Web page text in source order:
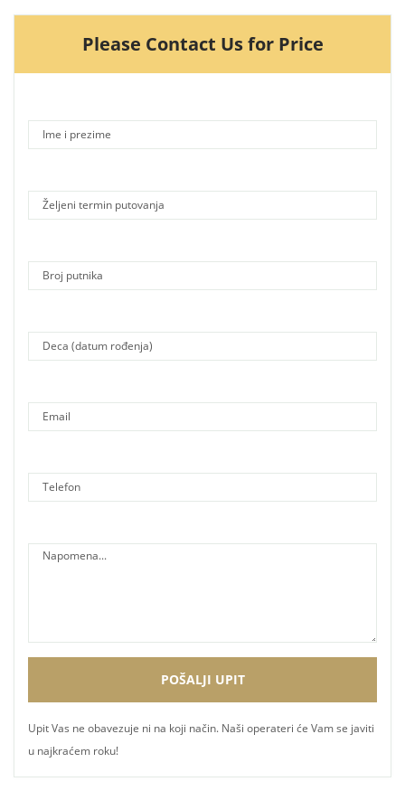
Please Contact Us for Price
Upit Vas ne obavezuje ni na koji način. Naši operateri će Vam se javiti
u najkraćem roku!